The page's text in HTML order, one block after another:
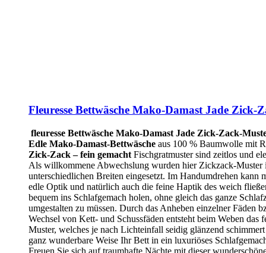
Fleuresse Bettwäsche Mako-Damast Jade Zick-
fleuresse Bettwäsche Mako-Damast Jade Zick-Zack-
Edle Mako-Damast-Bettwäsche aus 100 % Baumwolle mit
Zick-Zack – fein gemacht Fischgratmuster sind zeitlos und
Als willkommene Abwechslung wurden hier Zickzack-Muster
unterschiedlichen Breiten eingesetzt. Im Handumdrehen kann
edle Optik und natürlich auch die feine Haptik des weich
bequem ins Schlafgemach holen, ohne gleich das ganze
umgestalten zu müssen. Durch das Anheben einzelner Fäden
Wechsel von Kett- und Schussfäden entsteht beim Weben das
Muster, welches je nach Lichteinfall seidig glänzend
ganz wunderbare Weise Ihr Bett in ein luxuriöses
Freuen Sie sich auf traumhafte Nächte mit dieser